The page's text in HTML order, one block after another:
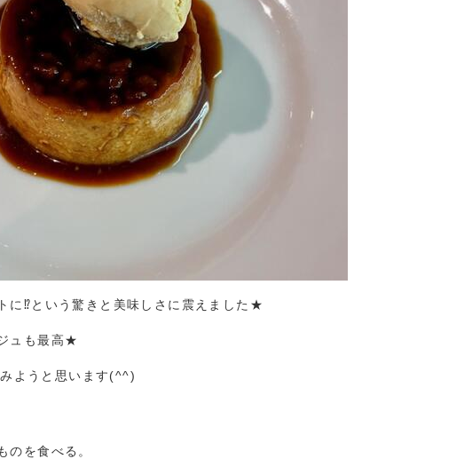
に⁉という驚きと美味しさに震えました★
ュも最高★
ようと思います(^^)
のを食べる。